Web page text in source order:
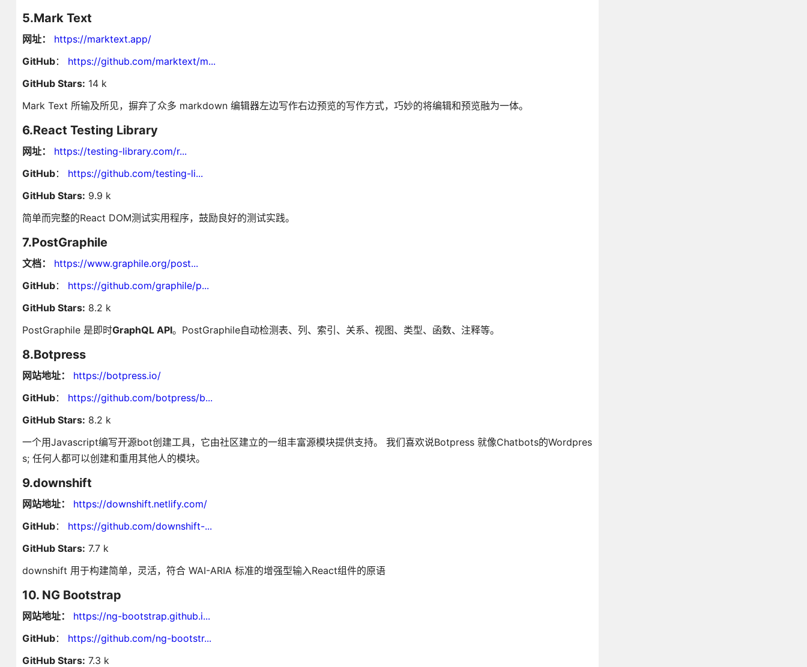
5.Mark Text
网址：
https://marktext.app/
GitHub： https://github.com/marktext/m...
GitHub Stars: 14 k
Mark Text 所输及所见，摒弃了众多 markdown 编辑器左边写作右边预览的写作方式，巧妙的将编辑和预览融为一体。
6.React Testing Library
网址：
https://testing-library.com/r...
GitHub： https://github.com/testing-li...
GitHub Stars: 9.9 k
简单而完整的React DOM测试实用程序，鼓励良好的测试实践。
7.PostGraphile
文档：
https://www.graphile.org/post...
GitHub： https://github.com/graphile/p...
GitHub Stars: 8.2 k
PostGraphile 是即时GraphQL API。PostGraphile自动检测表、列、索引、关系、视图、类型、函数、注释等。
8.Botpress
网站地址：
https://botpress.io/
GitHub： https://github.com/botpress/b...
GitHub Stars: 8.2 k
一个用Javascript编写开源bot创建工具，它由社区建立的一组丰富源模块提供支持。 我们喜欢说Botpress 就像Chatbots的Wordpres
s; 任何人都可以创建和重用其他人的模块。
9.downshift
网站地址：
https://downshift.netlify.com/
GitHub： https://github.com/downshift-...
GitHub Stars: 7.7 k
downshift 用于构建简单，灵活，符合 WAI-ARIA 标准的增强型输入React组件的原语
10. NG Bootstrap
网站地址：
https://ng-bootstrap.github.i...
GitHub： https://github.com/ng-bootstr...
GitHub Stars: 7.3 k